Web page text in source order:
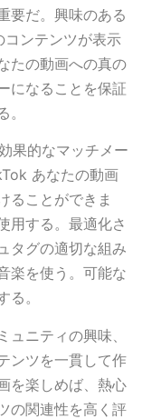
要だ。興味のある
ンテンツが表示
たの動画への真の
になることを保証
果的なマッチメー
あなたの動画
ることができま
用する。最適化さ
タグの適切な組み
楽を使う。可能な
。
ニティの興味、
ンツを一貫して作
を楽しめば、熱心
の関連性を高く評